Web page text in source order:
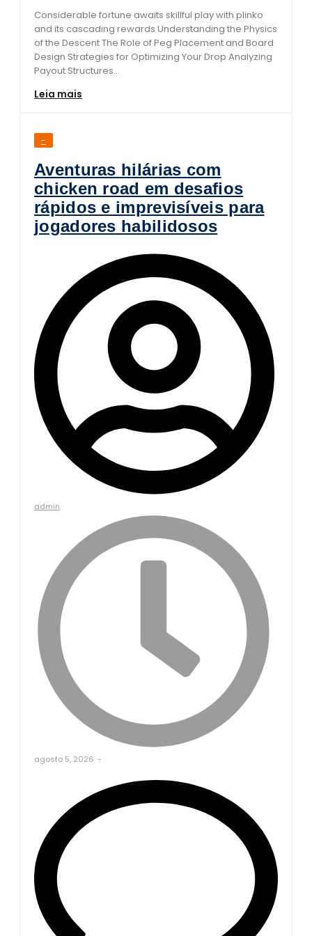
Considerable fortune awaits skillful play with plinko
and its cascading rewards Understanding the Physics
of the Descent The Role of Peg Placement and Board
Design Strategies for Optimizing Your Drop Analyzing
Payout Structures...
Leia mais
-
Aventuras hilárias com
chicken road em desafios
rápidos e imprevisíveis para
jogadores habilidosos
admin
agosto 5, 2026 -